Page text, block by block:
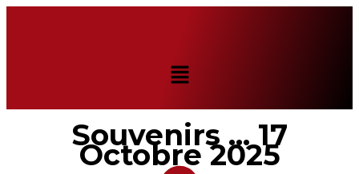
Souvenirs ... 17
Octobre 2025